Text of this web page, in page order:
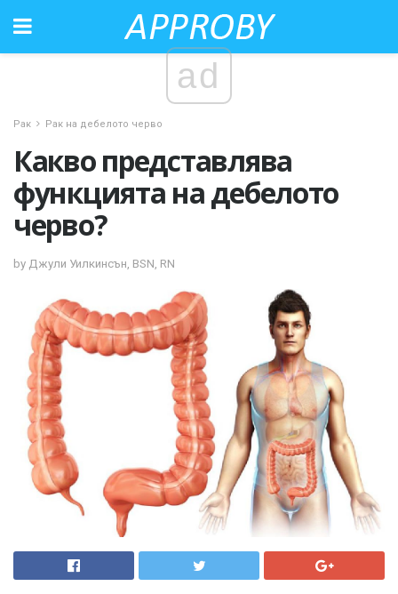
ad
Рак Рак на дебелото черво
Какво представлява
функцията на дебелото
черво?
by Джули Уилкинсън, BSN, RN